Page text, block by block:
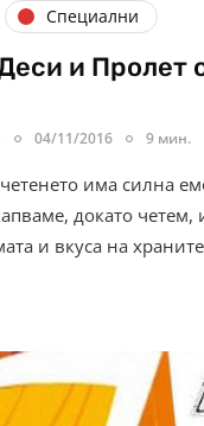
Специални
и Пролет
04/11/2016 9 мин.
има силна
докато четем,
и вкуса на